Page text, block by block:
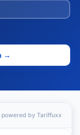
→
powered by Tariffuxx